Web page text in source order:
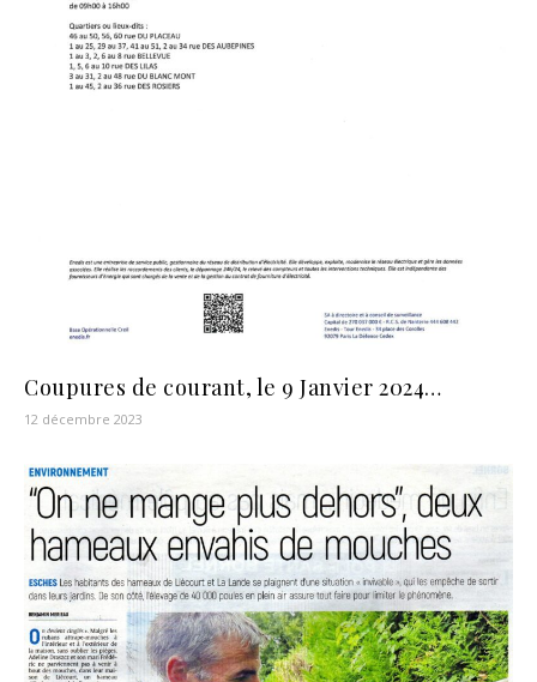
Coupures de courant, le 9 Janvier 2024…
12 décembre 2023